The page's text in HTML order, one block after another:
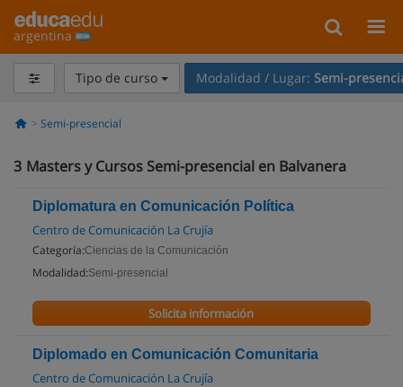
argentina
Tipo de curso Modalidad / Lugar: Semi-
Semi-presencial
3 Masters y Cursos Semi-presencial en Balvanera
Diplomatura en Comunicación Política
Centro de Comunicación La Crujía
Categoría:Ciencias de la Comunicación
Modalidad:Semi-presencial
Solicita información
Diplomado en Comunicación Comunitaria
Centro de Comunicación La Crujía